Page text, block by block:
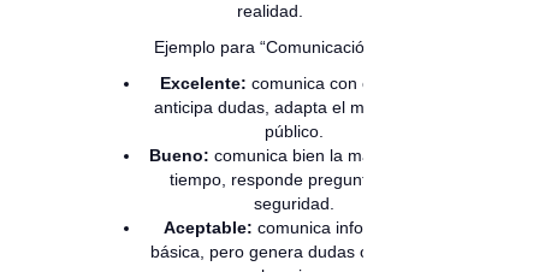
realidad.
Ejemplo para “Comunicación”:
Excelente: comunica con claridad,
anticipa dudas, adapta el mensaje al
público.
Bueno: comunica bien la mayoría del
tiempo, responde preguntas con
seguridad.
Aceptable: comunica información
básica, pero genera dudas o requiere